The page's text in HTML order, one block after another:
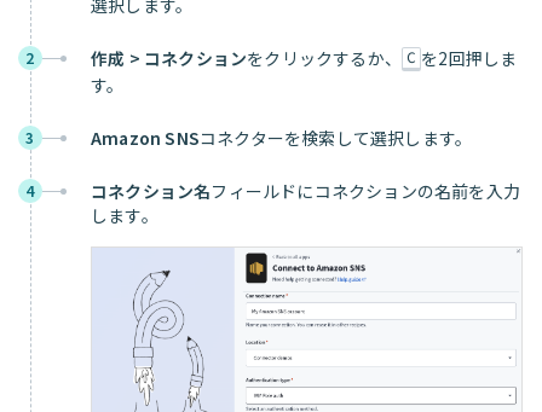
選択します。
2 作成 > コネクションをクリックするか、 C を2回押しま
す。
3 Amazon SNSコネクターを検索して選択します。
4 コネクション名フィールドにコネクションの名前を入力
します。